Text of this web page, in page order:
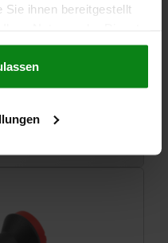
Sie ihnen bereitgestellt
RAL7035
D INNENGEWINDE=M6